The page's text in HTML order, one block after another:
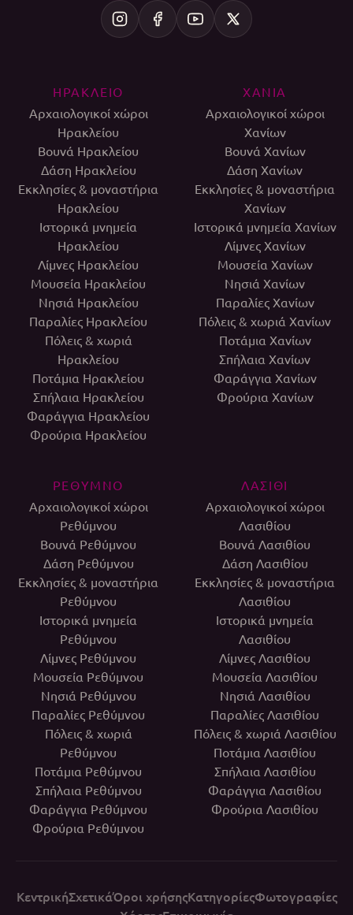
ΗΡΑΚΛΕΙΟ
Αρχαιολογικοί χώροι
Ηρακλείου
Βουνά Ηρακλείου
Δάση Ηρακλείου
Εκκλησίες & μοναστήρια
Ηρακλείου
Ιστορικά μνημεία
Ηρακλείου
Λίμνες Ηρακλείου
Μουσεία Ηρακλείου
Νησιά Ηρακλείου
Παραλίες Ηρακλείου
Πόλεις & χωριά
Ηρακλείου
Ποτάμια Ηρακλείου
Σπήλαια Ηρακλείου
Φαράγγια Ηρακλείου
Φρούρια Ηρακλείου
ΧΑΝΙΑ
Αρχαιολογικοί χώροι
Χανίων
Βουνά Χανίων
Δάση Χανίων
Εκκλησίες & μοναστήρια
Χανίων
Ιστορικά μνημεία Χανίων
Λίμνες Χανίων
Μουσεία Χανίων
Νησιά Χανίων
Παραλίες Χανίων
Πόλεις & χωριά Χανίων
Ποτάμια Χανίων
Σπήλαια Χανίων
Φαράγγια Χανίων
Φρούρια Χανίων
ΡΕΘΥΜΝΟ
Αρχαιολογικοί χώροι
Ρεθύμνου
Βουνά Ρεθύμνου
Δάση Ρεθύμνου
Εκκλησίες & μοναστήρια
Ρεθύμνου
Ιστορικά μνημεία
Ρεθύμνου
Λίμνες Ρεθύμνου
Μουσεία Ρεθύμνου
Νησιά Ρεθύμνου
Παραλίες Ρεθύμνου
Πόλεις & χωριά
Ρεθύμνου
Ποτάμια Ρεθύμνου
Σπήλαια Ρεθύμνου
Φαράγγια Ρεθύμνου
Φρούρια Ρεθύμνου
ΛΑΣΙΘΙ
Αρχαιολογικοί χώροι
Λασιθίου
Βουνά Λασιθίου
Δάση Λασιθίου
Εκκλησίες & μοναστήρια
Λασιθίου
Ιστορικά μνημεία
Λασιθίου
Λίμνες Λασιθίου
Μουσεία Λασιθίου
Νησιά Λασιθίου
Παραλίες Λασιθίου
Πόλεις & χωριά Λασιθίου
Ποτάμια Λασιθίου
Σπήλαια Λασιθίου
Φαράγγια Λασιθίου
Φρούρια Λασιθίου
ΚεντρικήΣχετικάΌροι χρήσηςΚατηγορίεςΦωτογραφίες